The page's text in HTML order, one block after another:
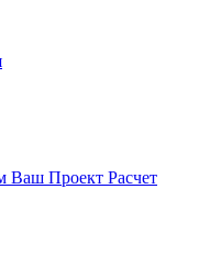
Ваш Проект Расчет